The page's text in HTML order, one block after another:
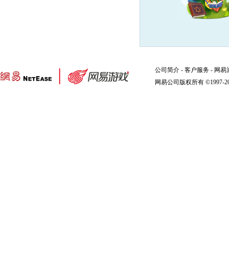
公司简介 - 客户服务 - 网易
网易公司版权所有 ©1997-